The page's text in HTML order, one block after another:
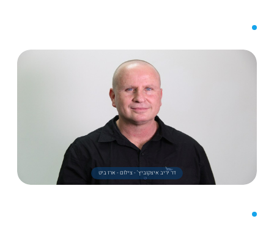
דר יריב איצקוביץ' - צילום - ארז ביט